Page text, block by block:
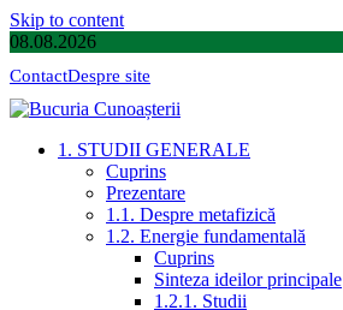
Skip to content
08.08.2026
ContactDespre site
1. STUDII GENERALE
Cuprins
Prezentare
1.1. Despre metafizică
1.2. Energie fundamentală
Cuprins
Sinteza ideilor principale
1.2.1. Studii